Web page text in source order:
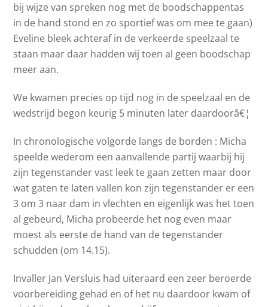
bij wijze van spreken nog met de boodschappentas
in de hand stond en zo sportief was om mee te gaan)
Eveline bleek achteraf in de verkeerde speelzaal te
staan maar daar hadden wij toen al geen boodschap
meer aan.
We kwamen precies op tijd nog in de speelzaal en de
wedstrijd begon keurig 5 minuten later daardoorâ€¦
In chronologische volgorde langs de borden : Micha
speelde wederom een aanvallende partij waarbij hij
zijn tegenstander vast leek te gaan zetten maar door
wat gaten te laten vallen kon zijn tegenstander er een
3 om 3 naar dam in vlechten en eigenlijk was het toen
al gebeurd, Micha probeerde het nog even maar
moest als eerste de hand van de tegenstander
schudden (om 14.15).
Invaller Jan Versluis had uiteraard een zeer beroerde
voorbereiding gehad en of het nu daardoor kwam of